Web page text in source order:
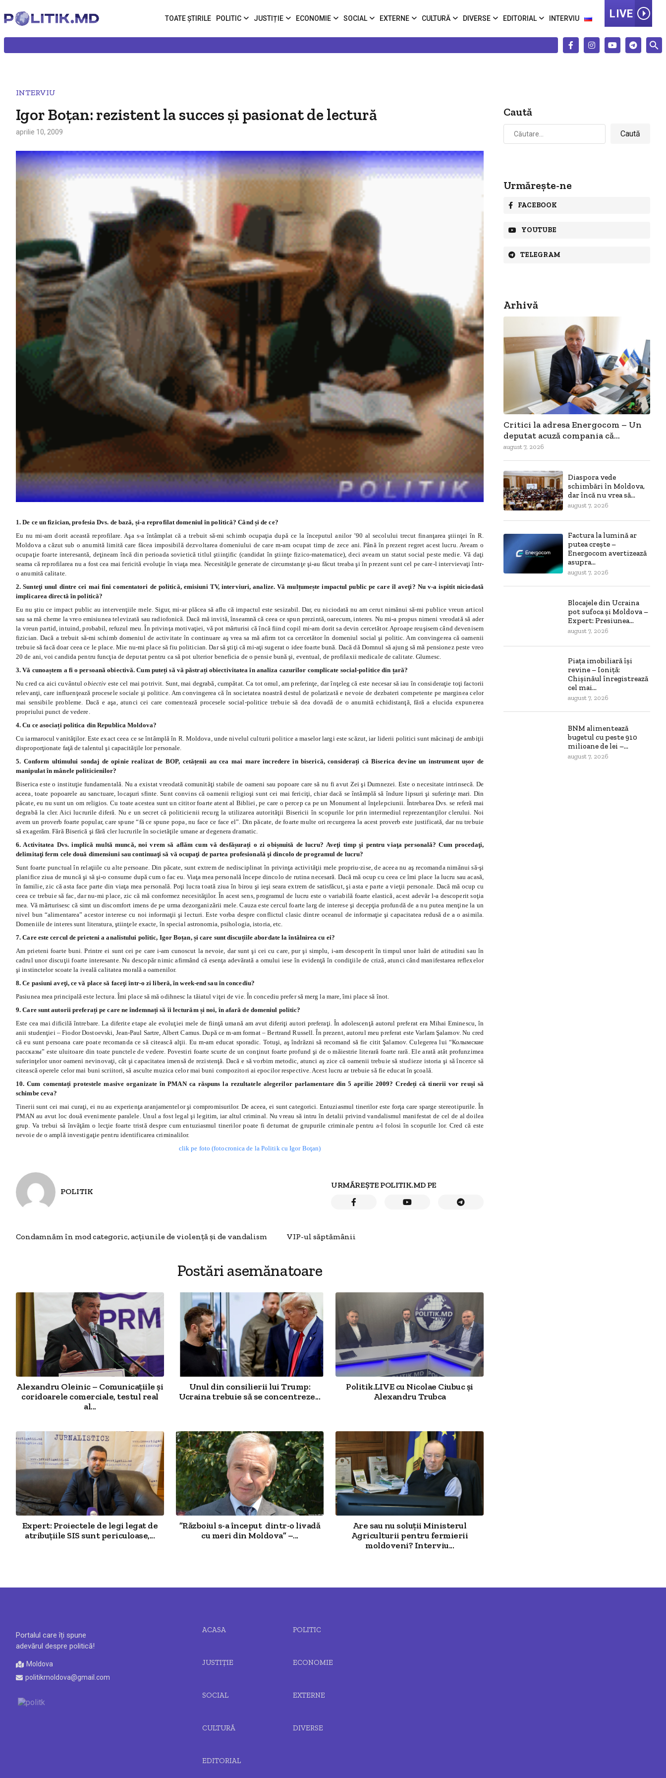
TOATE ȘTIRILE POLITIC JUSTIȚIE ECONOMIE SOCIAL EXTERNE CULTURĂ DIVERSE EDITORIAL INTERVIU LIVE
INTERVIU
Igor Boţan: rezistent la succes şi pasionat de lectură
aprilie 10, 2009
1. De ce un fizician, profesia Dvs. de bază, și-a reprofilat domeniul în politică? Când și de ce?
Eu nu mi-am dorit această reprofilare. Aşa s-a întâmplat că a trebuit să-mi schimb ocupaţia după ce la începutul anilor ’90 al secolului trecut finanţarea ştiinţei în R.
Moldova a căzut sub o anumită limită care făcea imposibilă dezvoltarea domeniului de care m-am ocupat timp de zece ani. Până în prezent regret acest lucru. Aveam o
ocupaţie foarte interesantă, deţineam încă din perioada sovietică titlul ştiinţific (candidat în ştiinţe fizico-matematice), deci aveam un statut social peste medie. Vă daţi
seama că reprofilarea nu a fost cea mai fericită evoluţie în viaţa mea. Necesităţile generate de circumstanţe şi-au făcut treaba şi în prezent sunt cel pe care-l intervievaţi într-
o anumită calitate.
2. Sunteţi unul dintre cei mai fini comentatori de politică, emisiuni TV, interviuri, analize. Vă mulțumește impactul public pe care îl aveţi? Nu v-a ispitit niciodată
implicarea directă în politică?
Eu nu ştiu ce impact public au intervenţiile mele. Sigur, mi-ar plăcea să aflu că impactul este sesizabil. Dar, eu niciodată nu am cerut nimănui să-mi publice vreun articol
sau sa mă cheme la vreo emisiunea televizată sau radiofonică. Dacă mă invită, înseamnă că ceea ce spun prezintă, oarecum, interes. Nu mi-a propus nimeni vreodată să ader
la vreun partid, intuind, probabil, refuzul meu. În privinţa motivaţiei, vă pot mărturisi că încă fiind copil mi-am dorit sa devin cercetător. Aproape reuşisem când devenisem
fizician. Dacă a trebuit să-mi schimb domeniul de activitate în continuare aş vrea sa mă afirm tot ca cercetător în domeniul social şi politic. Am convingerea că oamenii
trebuie să facă doar ceea ce le place. Mie nu-mi place să fiu politician. Dar să ştiţi că mi-aţi sugerat o idee foarte bună. Dacă dă Domnul să ajung să mă pensionez peste vreo
20 de ani, voi candida pentru funcţia de deputat pentru ca să pot ulterior beneficia de o pensie bună şi, eventual, de profilaxii medicale de calitate. Glumesc.
3. Vă cunoaștem a fi o persoană obiectivă. Cum puteți să vă păstrați obiectivitatea în analiza cazurilor complicate social-politice din țară?
Nu cred ca aici cuvântulobiectiv este cel mai potrivit. Sunt, mai degrabă, cumpătat. Ca tot omul, am preferinţe, dar înţeleg că este necesar să iau în consideraţie toţi factorii
relevanţi, care influenţează procesele sociale şi politice. Am convingerea că în societatea noastră destul de polarizată e nevoie de dezbateri competente pe marginea celor
mai sensibile probleme. Dacă e aşa, atunci cei care comentează procesele social-politice trebuie să dea dovadă de o anumită echidistanţă, fără a elucida expunerea
propriului punct de vedere.
4. Cu ce asociați politica din Republica Moldova?
Cu iarmarocul vanităţilor. Este exact ceea ce se întâmplă în R. Moldova, unde nivelul culturii politice a maselor largi este scăzut, iar liderii politici sunt măcinaţi de ambiţii
disproporţionate faţă de talentul şi capacităţile lor personale.
5. Conform ultimului sondaj de opinie realizat de BOP, cetățenii au cea mai mare încredere în biserică, considerați că Biserica devine un instrument ușor de
manipulat în mânele politicienilor?
Biserica este o instituţie fundamentală. Nu a existat vreodată comunităţi stabile de oameni sau popoare care să nu fi avut Zei şi Dumnezei. Este o necesitate intrinsecă. De
aceea, toate popoarele au sanctuare, locaşuri sfinte. Sunt convins că oamenii religioşi sunt cei mai fericiţi, chiar dacă se întâmplă să îndure lipsuri şi suferinţe mari. Din
păcate, eu nu sunt un om religios. Cu toate acestea sunt un cititor foarte atent al Bibliei, pe care o percep ca pe un Monument al înţelepciunii. Întrebarea Dvs. se referă mai
degrabă la cler. Aici lucrurile diferă. Nu e un secret că politicienii recurg la utilizarea autorităţii Bisericii în scopurile lor prin intermediul reprezentanţilor clerului. Noi
avem un proverb foarte popular, care spune“fă ce spune popa, nu face ce face el”. Din păcate, de foarte multe ori recurgerea la acest proverb este justificată, dar nu trebuie
să exagerăm. Fără Biserică şi fără cler lucrurile în societăţile umane ar degenera dramatic.
6. Activitatea Dvs. implică multă muncă, noi vrem să aflăm cum vă desfășurați o zi obișnuită de lucru? Aveţi timp şi pentru viaţa personală? Cum procedaţi,
delimitaţi ferm cele două dimensiuni sau continuaţi să vă ocupaţi de partea profesională şi dincolo de programul de lucru?
Sunt foarte punctual în relaţiile cu alte persoane. Din păcate, sunt extrem de nedisciplinat în privinţa activităţii mele propriu-zise, de aceea nu aş recomanda nimănui să-şi
planifice ziua de muncă şi să şi-o consume după cum o fac eu. Viaţa mea personală începe dincolo de rutina necesară. Dacă mă ocup cu ceea ce îmi place la lucru sau acasă,
în familie, zic că asta face parte din viaţa mea personală. Poţi lucra toată ziua în birou şi ieşi seara extrem de satisfăcut, şi asta e parte a vieţii personale. Dacă mă ocup cu
ceea ce trebuie să fac, dar nu-mi place, zic că mă conformez necesităţilor. În acest sens, programul de lucru este o variabilă foarte elastică, acest adevăr l-a descoperit soţia
mea. Vă mărturisesc că simt un discomfort imens de pe urma dezorganizării mele. Cauza este cercul foarte larg de interese şi decepţia profundă de a nu putea menţine la un
nivel bun“alimentarea” acestor interese cu noi informaţii şi lecturi. Este vorba despre conflictul clasic dintre oceanul de informaţie şi capacitatea redusă de a o asimila.
Domeniile de interes sunt literatura, ştiinţele exacte, în special astronomia, psihologia, istoria, etc.
7. Care este cercul de prieteni a analistului politic, Igor Boțan, și care sunt discuțiile abordate la întâlnirea cu ei?
Am prieteni foarte buni. Printre ei sunt cei pe care i-am cunoscut la nevoie, dar sunt şi cei cu care, pur şi simplu, i-am descoperit în timpul unor luări de atitudini sau în
cadrul unor discuţii foarte interesante. Nu descopăr nimic afirmând că esenţa adevărată a omului iese în evidenţă în condiţiile de criză, atunci când manifestarea reflexelor
şi instinctelor scoate la iveală calitatea morală a oamenilor.
8. Ce pasiuni aveţi, ce vă place să faceţi într-o zi liberă, în week-end sau în concediu?
Pasiunea mea principală este lectura. Îmi place să mă odihnesc la tăiatul viţei de vie. În concediu prefer să merg la mare, îmi place să înot.
9. Care sunt autorii preferați pe care ne îndemnați să îi lecturăm și noi, în afară de domeniul politic?
Este cea mai dificilă întrebare. La diferite etape ale evoluţiei mele de fiinţă umană am avut diferiţi autori preferaţi. În adolescenţă autorul preferat era Mihai Eminescu, în
anii studenţiei – Fiodor Dostoevski, Jean-Paul Sartre, Albert Camus. După ce m-am format – Bertrand Russell. În prezent, autorul meu preferat este Varlam Şalamov. Nu cred
că eu sunt persoana care poate recomanda ce să citească alţii. Eu m-am educat sporadic. Totuşi, aş îndrăzni să recomand să fie citit Şalamov. Culegerea lui “Колымские
рассказы” este uluitoare din toate punctele de vedere. Povestiri foarte scurte de un conţinut foarte profund şi de o măiestrie literară foarte rară. Ele arată atât profunzimea
suferinţelor unor oameni nevinovaţi, cât şi capacitatea imensă de rezistenţă. Dacă e să vorbim metodic, atunci aş zice că oamenii trebuie să studieze istoria şi să încerce să
citească operele celor mai buni scriitori, să asculte muzica celor mai buni compozitori ai epocilor respective. Acest lucru ar trebuie să fie educat în şcoală.
10. Cum comentați protestele masive organizate în PMAN ca răspuns la rezultatele alegerilor parlamentare din 5 aprilie 2009? Credeți că tinerii vor reuși să
schimbe ceva?
Tinerii sunt cei mai curaţi, ei nu au experienţa aranjamentelor şi compromisurilor. De aceea, ei sunt categorici. Entuziasmul tinerilor este forţa care sparge stereotipurile. În
PMAN au avut loc două evenimente paralele. Unul a fost legal şi legitim, iar altul criminal. Nu vreau să intru în detalii privind vandalismul manifestat de cel de al doilea
grup. Va trebui să învăţăm o lecţie foarte tristă despre cum entuziasmul tinerilor poate fi deturnat de grupurile criminale pentru a-l folosi în scopurile lor. Cred că este
nevoie de o amplă investigaţie pentru identificarea criminalilor.
clik pe foto (fotocronica de la Politik cu Igor Boţan)
POLITIK
URMĂREȘTE POLITIK.MD PE
Condamnăm în mod categoric, acţiunile de violenţă şi de vandalism VIP-ul săptămânii
Postări asemănatoare
Alexandru Oleinic – Comunicațiile și
coridoarele comerciale, testul real
al...
Unul din consilierii lui Trump:
Ucraina trebuie să se concentreze...
Politik.LIVE cu Nicolae Ciubuc și
Alexandru Trubca
Expert: Proiectele de legi legat de
atribuțiile SIS sunt periculoase,...
”Războiul s-a început dintr-o livadă
cu meri din Moldova” –...
Are sau nu soluții Ministerul
Agriculturii pentru fermierii
moldoveni? Interviu...
Caută
Caută
după:
Urmărește-ne
FACEBOOK
YOUTUBE
TELEGRAM
Arhivă
Critici la adresa Energocom – Un
deputat acuză compania că...
august 7, 2026
Diaspora vede
schimbări în Moldova,
dar încă nu vrea să...
august 7, 2026
Factura la lumină ar
putea crește –
Energocom avertizează
asupra...
august 7, 2026
Blocajele din Ucraina
pot sufoca și Moldova –
Expert: Presiunea...
august 7, 2026
Piața imobiliară își
revine – Ioniță:
Chișinăul înregistrează
cel mai...
august 7, 2026
BNM alimentează
bugetul cu peste 910
milioane de lei –...
august 7, 2026
Portalul care îți spune
adevărul despre politică!
Moldova
politikmoldova@gmail.com
ACASA POLITIC
JUSTIȚIE ECONOMIE
SOCIAL EXTERNE
CULTURĂ DIVERSE
EDITORIAL